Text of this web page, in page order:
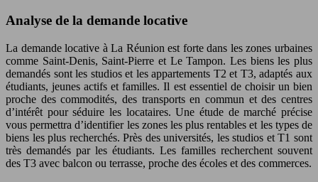
Analyse de la demande locative
La demande locative à La Réunion est forte dans les zones urbaines
comme Saint-Denis, Saint-Pierre et Le Tampon. Les biens les plus
demandés sont les studios et les appartements T2 et T3, adaptés aux
étudiants, jeunes actifs et familles. Il est essentiel de choisir un bien
proche des commodités, des transports en commun et des centres
d’intérêt pour séduire les locataires. Une étude de marché précise
vous permettra d’identifier les zones les plus rentables et les types de
biens les plus recherchés. Près des universités, les studios et T1 sont
très demandés par les étudiants. Les familles recherchent souvent
des T3 avec balcon ou terrasse, proche des écoles et des commerces.